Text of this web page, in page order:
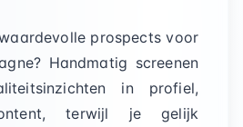
prospects voor
Handmatig screenen
in profiel,
terwijl je gelijk